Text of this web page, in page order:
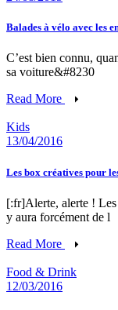
Balades à vélo avec les
C’est bien connu,
sa voiture&#8230
Read More
Kids
13/04/2016
Les box créatives pour
[:fr]Alerte, alerte ! Les
y aura forcément de l
Read More
Food & Drink
12/03/2016